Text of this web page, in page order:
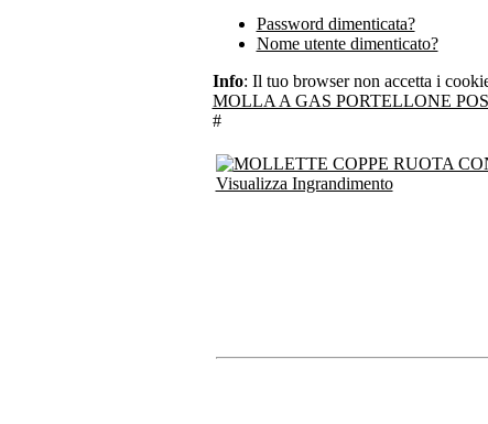
Password dimenticata?
Nome utente dimenticato?
Info: Il tuo browser non accetta i
MOLLA A GAS PORTELLONE
#
Visualizza Ingrandimento